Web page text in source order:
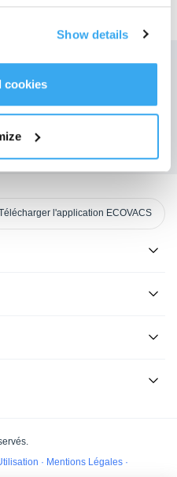
Show details
cookies
d'ECOVACS
SOUMETTRE
l'application ECOVACS
· Mentions Légales ·